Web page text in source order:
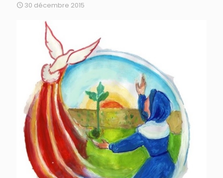
30 décembre 2015